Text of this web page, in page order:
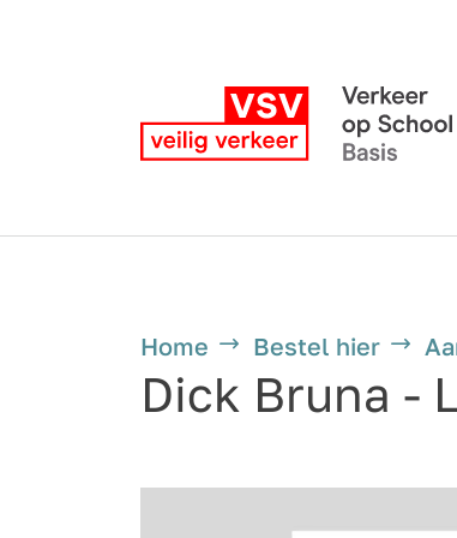
Home Bestel hier
Dick Bruna -